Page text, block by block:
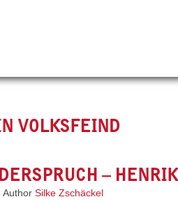
VOLKSFEIND
–
Author Silke Zschäckel